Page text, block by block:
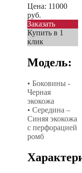
Цена: 11000
руб.
Заказать
Купить в 1
клик
Модель:
• Боковины -
Черная
экокожа
• Середина –
Синяя экокожа
с перфорацией
ромб